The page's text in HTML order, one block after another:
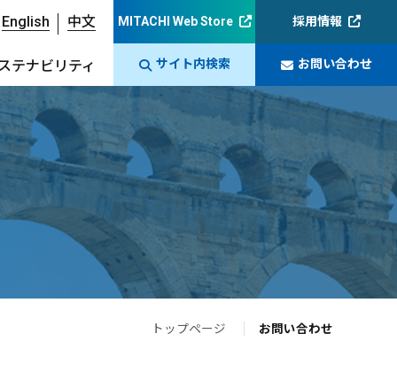
English 中文
テナビリティ
MITACHI Web Store 採用情報
サイト内検索 お問い合わせ
トップページ お問い合わせ